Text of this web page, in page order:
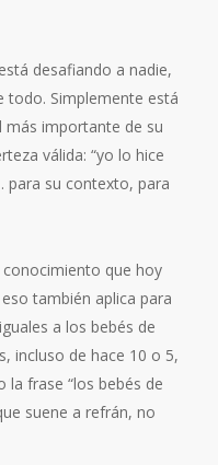
desafiando a nadie,
todo. Simplemente está
más importante de su
válida: “yo lo hice
para su contexto, para
que hoy
también aplica para
a los bebés de
incluso de hace 10 o 5,
la frase “los bebés de
suene a refrán, no